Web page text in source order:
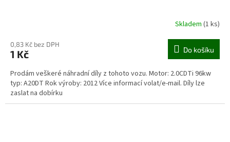
Skladem (1 ks)
0,83 Kč bez DPH
1 Kč Do košíku
Prodám veškeré náhradní díly z tohoto vozu. Motor: 2.0CDTi 96kw
typ: A20DT Rok výroby: 2012 Více informací volat/e-mail. Díly lze
zaslat na dobírku